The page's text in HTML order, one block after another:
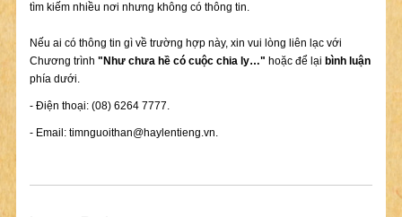
tìm kiếm nhiều nơi nhưng không có thông tin.
Nếu ai có thông tin gì về trường hợp này, xin vui lòng liên lạc với
Chương trình "Như chưa hề có cuộc chia ly…" hoặc để lại bình luận
phía dưới.
- Điện thoại: (08) 6264 7777.
- Email: timnguoithan@haylentieng.vn.